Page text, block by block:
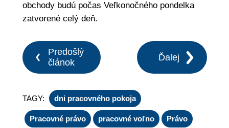
obchody budú počas Veľkonočného pondelka
zatvorené celý deň.
Predošlý
článok
Ďalej
TAGY: dni pracovného pokoja
Pracovné právo pracovné voľno Právo